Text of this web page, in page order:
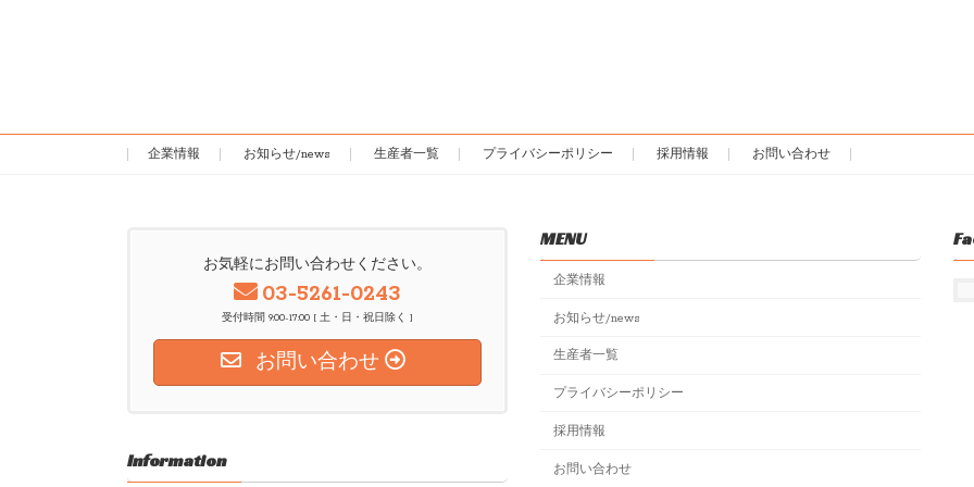
企業情報 お知らせ/news 生産者一覧 プライバシーポリシー 採用情報 お問い合わせ
お気軽にお問い合わせください。
03-5261-0243
受付時間 9:00-17:00 [ 土・日・祝日除く ]
お問い合わせ
Information
MENU
企業情報
お知らせ/news
生産者一覧
プライバシーポリシー
採用情報
お問い合わせ